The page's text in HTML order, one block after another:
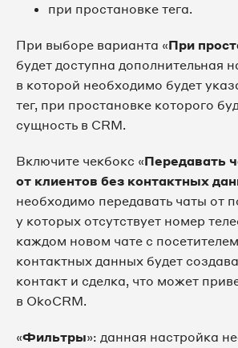
при простановке тега.
При выборе варианта «При
будет доступна дополнительная
в которой необходимо будет
тег, при простановке которого
сущность в CRM.
Включите чекбокс «Передавать
от клиентов без контактных
необходимо передавать чаты от
у которых отсутствует номер
каждом новом чате с
контактных данных будет
контакт и сделка, что может
в OkoCRM.
«Фильтры»: данная настройка